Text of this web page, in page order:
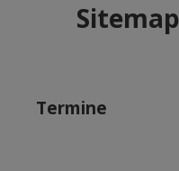
Sitemap
Termine